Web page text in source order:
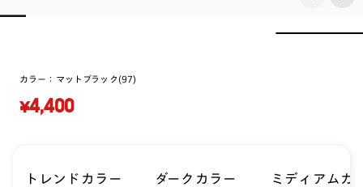
カラー： マットブラック(97)
¥4,400
トレンドカラー ダークカラー ミディアムカ